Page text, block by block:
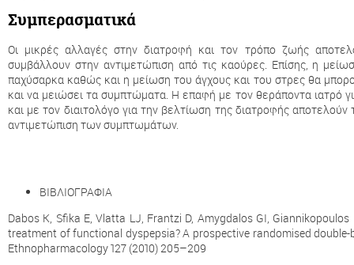
Συμπερασματικά
Οι μικρές αλλαγές στην διατροφή και τον τρόπο ζωής
συμβάλλουν στην αντιμετώπιση από τις καούρες. Επίσης, η
παχύσαρκα καθώς και η μείωση του άγχους και του στρες θα
και να μειώσει τα συμπτώματα. Η επαφή με τον θεράποντα ιατρό
και με τον διαιτολόγο για την βελτίωση της διατροφής
αντιμετώπιση των συμπτωμάτων.
ΒΙΒΛΙΟΓΡΑΦΙΑ
Dabos K, Sfika E, Vlatta LJ, Frantzi D, Amygdalos GI,
treatment of functional dyspepsia? A prospective randomised
Ethnopharmacology 127 (2010) 205–209